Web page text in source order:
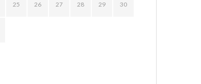
25 26 27 28 29 30